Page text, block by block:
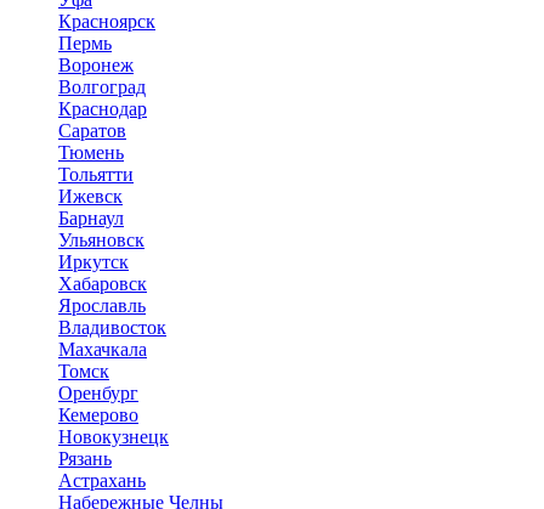
Красноярск
Пермь
Воронеж
Волгоград
Краснодар
Саратов
Тюмень
Тольятти
Ижевск
Барнаул
Ульяновск
Иркутск
Хабаровск
Ярославль
Владивосток
Махачкала
Томск
Оренбург
Кемерово
Новокузнецк
Рязань
Астрахань
Набережные Челны